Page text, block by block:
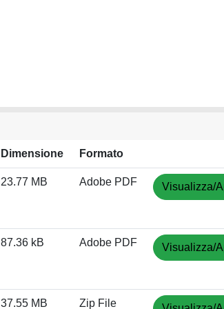
Dimensione Formato
23.77 MB Adobe PDF Visualizza/
87.36 kB Adobe PDF Visualizza/
37.55 MB Zip File